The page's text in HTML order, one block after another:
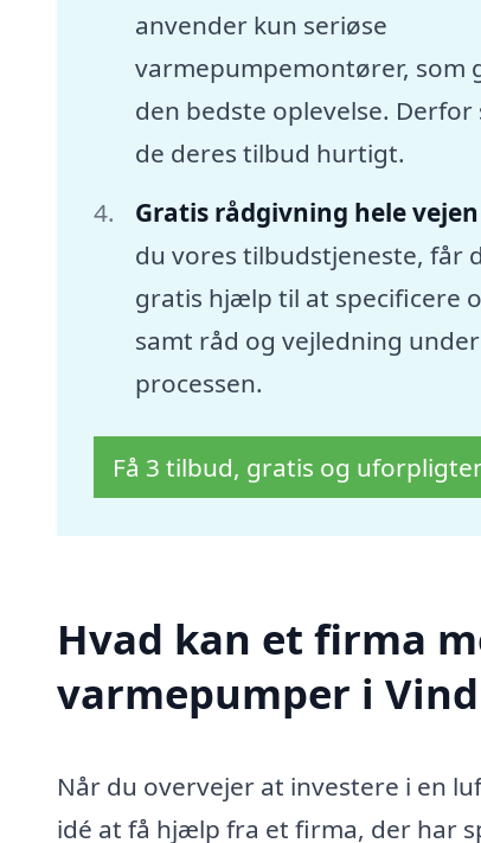
anvender kun seriøse
varmepumpemontører, som
den bedste oplevelse. Derfor
de deres tilbud hurtigt.
Gratis rådgivning hele vejen
du vores tilbudstjeneste, får
gratis hjælp til at specificere
samt råd og vejledning
processen.
Få 3 tilbud, gratis og
Hvad kan et firma
varmepumper i
Når du overvejer at investere i en
idé at få hjælp fra et firma, der har